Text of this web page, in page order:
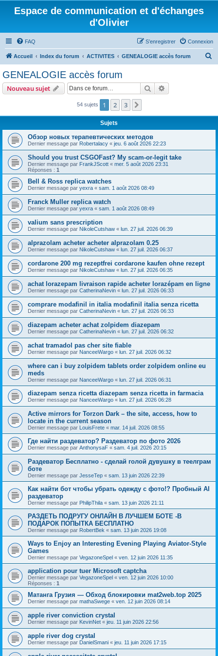
Espace de communication et d'échanges
d'Olivier
FAQ Connexion
S’enregistrer
Accueil Index du forum ACTIVITES GENEALOGIE accès forum
e
GENEALOGIE accès forum
Nouveau sujet Rechercher
54 sujets 1 2 3
Sujets
Обзор новых терапевтических методов
Dernier message par Robertalacy « jeu. 6 août 2026 22:23
Should you trust CSGOFast? My scam-or-legit take
Dernier message par FrankJScott « mer. 5 août 2026 23:31
Réponses : 1
Bell & Ross replica watches
Dernier message par yexra « sam. 1 août 2026 08:49
Franck Muller replica watch
Dernier message par yexra « sam. 1 août 2026 08:49
valium sans prescription
Dernier message par NikoleCutshaw « lun. 27 juil. 2026 06:39
alprazolam acheter acheter alprazolam 0.25
Dernier message par NikoleCutshaw « lun. 27 juil. 2026 06:37
cordarone 200 mg rezeptfrei cordarone kaufen ohne rezept
Dernier message par NikoleCutshaw « lun. 27 juil. 2026 06:35
achat lorazepam livraison rapide acheter lorazépam en ligne
Dernier message par CatherinaNevin « lun. 27 juil. 2026 06:33
comprare modafinil in italia modafinil italia senza ricetta
Dernier message par CatherinaNevin « lun. 27 juil. 2026 06:33
diazepam acheter achat zolpidem diazepam
Dernier message par CatherinaNevin « lun. 27 juil. 2026 06:32
achat tramadol pas cher site fiable
Dernier message par NanceeWargo « lun. 27 juil. 2026 06:32
where can i buy zolpidem tablets order zolpidem online eu
meds
Dernier message par NanceeWargo « lun. 27 juil. 2026 06:31
diazepam senza ricetta diazepam senza ricetta in farmacia
Dernier message par NanceeWargo « lun. 27 juil. 2026 06:28
Active mirrors for Torzon Dark – the site, access, how to
locate in the current season
Dernier message par LouisFrete « mar. 14 juil. 2026 08:55
Где найти раздеватор? Раздеватор по фото 2026
Dernier message par AnthonysaF « sam. 4 juil. 2026 20:15
Раздеватор Бесплатно - сделай голой дувушку в теелграм
боте
Dernier message par JesseTep « sam. 13 juin 2026 22:39
Как найти бот чтобы убрать одежду с фото!? Пробный AI
раздеватор
Dernier message par PhilipThila « sam. 13 juin 2026 21:11
РАЗДЕТЬ ПОДРУГУ ОНЛАЙН В ЛУЧШЕМ БОТЕ -В
ПОДАРОК ПОПЫТКА БЕСПЛАТНО
Dernier message par RobertBek « sam. 13 juin 2026 19:08
Ways to Enjoy an Interesting Evening Playing Aviator-Style
Games
Dernier message par VegazoneSpel « ven. 12 juin 2026 11:35
application pour tuer Microsoft captcha
Dernier message par VegazoneSpel « ven. 12 juin 2026 10:00
Réponses : 1
Матанга Грузия — Обход блокировки mat2web.top 2025
Dernier message par mathaSwege « ven. 12 juin 2026 08:14
apple river conviction crystal
Dernier message par KevinNet « jeu. 11 juin 2026 22:56
apple river dog crystal
Dernier message par DanielSmani « jeu. 11 juin 2026 17:15